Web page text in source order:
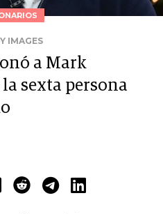
IMAGES
a Mark
sexta persona